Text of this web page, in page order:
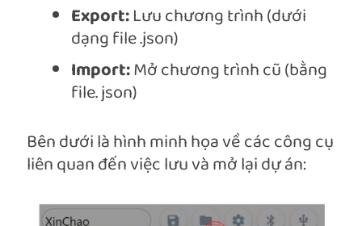
Export:Lưu chương trình (dưới
dạng file .json)
Import:Mở chương trình cũ (bằng
file. json)
Bên dưới là hình minh họa về các công cụ
liên quan đến việc lưu và mở lại dự án: